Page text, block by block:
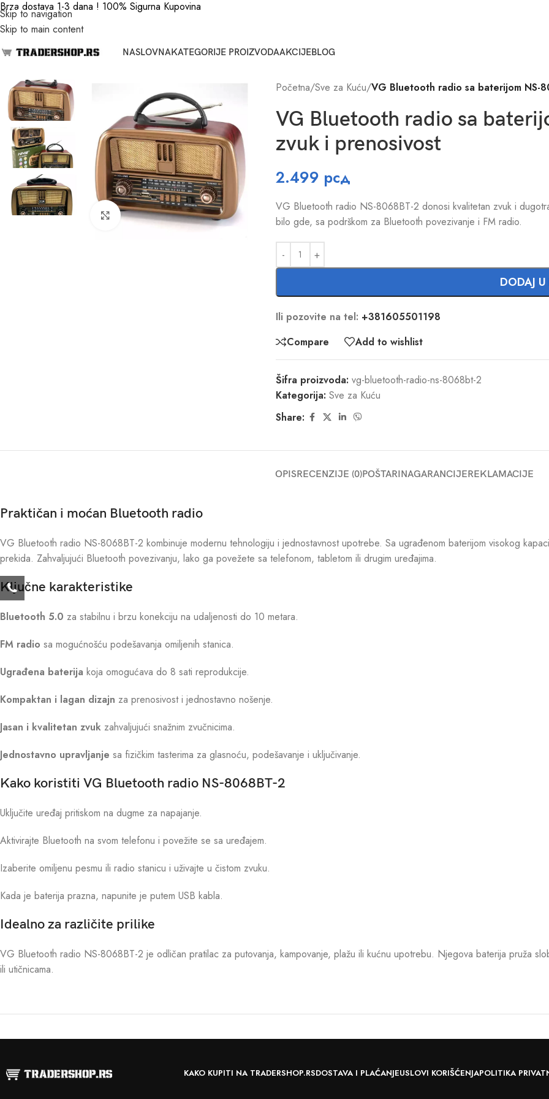
Skip to navigation
Skip to main content
Brza dostava 1-3 dana ! 100% Sigurna Kupovina
NASLOVNAKATEGORIJE PROIZVODAAKCIJEBLOG
Click to enlarge
Početna/Sve za Kuću/VG Bluetooth radio sa baterijom NS-
VG Bluetooth radio sa
zvuk i prenosivost
2.499 рсд
VG Bluetooth radio NS-8068BT-2 donosi kvalitetan zvuk i
bilo gde, sa podrškom za Bluetooth povezivanje i FM radio.
DODAJ U
Ili pozovite na tel: +381605501198
Compare
Add to wishlist
Šifra proizvoda: vg-bluetooth-radio-ns-8068bt-2
Kategorija: Sve za Kuću
Share:
OPISRECENZIJE (0)POŠTARINAGARANCIJEREKLAMACIJE
Praktičan i moćan Bluetooth radio
VG Bluetooth radio NS-8068BT-2 kombinuje modernu tehnologiju i jednostavnost upotrebe. Sa ugrađenom baterijom visokog
prekida. Zahvaljujući Bluetooth povezivanju, lako ga povežete sa telefonom, tabletom ili drugim uređajima.
Ključne karakteristike
Bluetooth 5.0 za stabilnu i brzu konekciju na udaljenosti do 10 metara.
FM radio sa mogućnošću podešavanja omiljenih stanica.
Ugrađena baterija koja omogućava do 8 sati reprodukcije.
Kompaktan i lagan dizajn za prenosivost i jednostavno nošenje.
Jasan i kvalitetan zvuk zahvaljujući snažnim zvučnicima.
Jednostavno upravljanje sa fizičkim tasterima za glasnoću, podešavanje i uključivanje.
Kako koristiti VG Bluetooth radio NS-8068BT-2
Uključite uređaj pritiskom na dugme za napajanje.
Aktivirajte Bluetooth na svom telefonu i povežite se sa uređajem.
Izaberite omiljenu pesmu ili radio stanicu i uživajte u čistom zvuku.
Kada je baterija prazna, napunite je putem USB kabla.
Idealno za različite prilike
VG Bluetooth radio NS-8068BT-2 je odličan pratilac za putovanja, kampovanje, plažu ili kućnu upotrebu. Njegova baterija pruža
ili utičnicama.
KAKO KUPITI NA TRADERSHOP.RSDOSTAVA I PLAĆANJEUSLOVI KORIŠĆENJAPOLITIKA